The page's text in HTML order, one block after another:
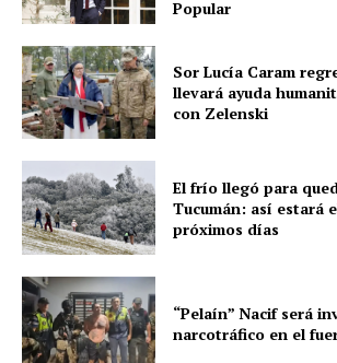
Popular
Sor Lucía Caram
llevará ayuda
con Zelenski
El frío llegó para
Tucumán: así estará
próximos días
“Pelaín” Nacif será
narcotráfico en el